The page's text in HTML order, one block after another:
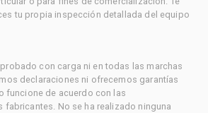
tu propia inspección detallada del equipo
con carga ni en todas las marchas
declaraciones ni ofrecemos garantías
funcione de acuerdo con las
No se ha realizado ninguna